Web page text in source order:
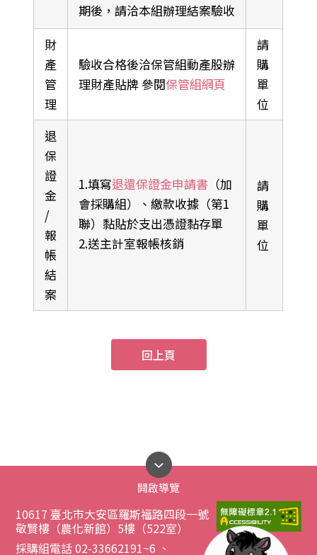
期後，請洽本組辦理結案驗收
財
產
管
理
驗收合格後洽保管組動產股辦
理財產貼牌 參閱保管組網頁
請
購
單
位
退
保
證
金
/
報
帳
結
案
1.填寫退還保證金申請書 （加
會採購組）、繳款收據（第1
聯）黏貼於支出憑證黏存單
2.送主計室報帳核銷
請
購
單
位
回上頁
開啟導覽
10617 臺北市大安區羅斯福路四段一號
敬賢樓（農化新館）5樓（522室）
採購組電話 02-33662191~6 、